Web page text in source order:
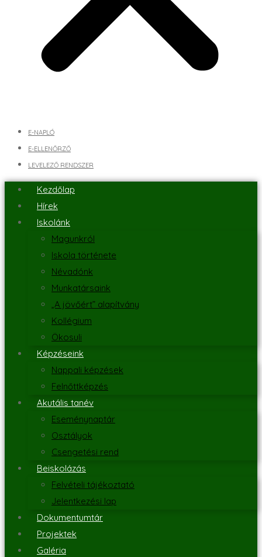
E-NAPLÓ
E-ELLENŐRZŐ
LEVELEZŐ RENDSZER
Kezdőlap
Hírek
Iskolánk
Magunkról
Iskola története
Névadónk
Munkatársaink
„A jövőért” alapítvány
Kollégium
Ökosuli
Képzéseink
Nappali képzések
Felnőttképzés
Akutális tanév
Eseménynaptár
Osztályok
Csengetési rend
Beiskolázás
Felvételi tájékoztató
Jelentkezési lap
Dokumentumtár
Projektek
Galéria